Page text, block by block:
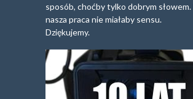
sposób, choćby tylko dobrym słowem.
nasza praca nie miałaby sensu.
Dziękujemy.